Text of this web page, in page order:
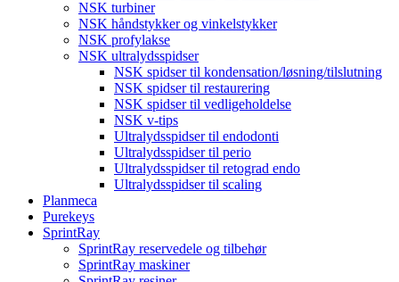
NSK turbiner
NSK håndstykker og vinkelstykker
NSK profylakse
NSK ultralydsspidser
NSK spidser til kondensation/løsning/tilslutning
NSK spidser til restaurering
NSK spidser til vedligeholdelse
NSK v-tips
Ultralydsspidser til endodonti
Ultralydsspidser til perio
Ultralydsspidser til retograd endo
Ultralydsspidser til scaling
Planmeca
Purekeys
SprintRay
SprintRay reservedele og tilbehør
SprintRay maskiner